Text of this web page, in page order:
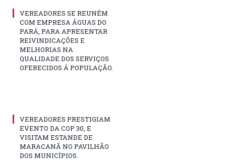
VEREADORES SE REUNÉM
COM EMPRESA ÁGUAS DO
PARÁ, PARA APRESENTAR
REIVINDICAÇÕES E
MELHORIAS NA
QUALIDADE DOS SERVIÇOS
OFERECIDOS Á POPULAÇÃO.
VEREADORES PRESTIGIAM
EVENTO DA COP 30, E
VISITAM ESTANDE DE
MARACANÃ NO PAVILHÃO
DOS MUNICÍPIOS.